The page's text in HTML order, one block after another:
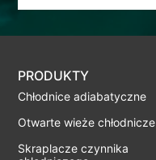
PRODUKTY
Chłodnice adiabatyczne
Otwarte wieże chłodnicze
Skraplacze czynnika